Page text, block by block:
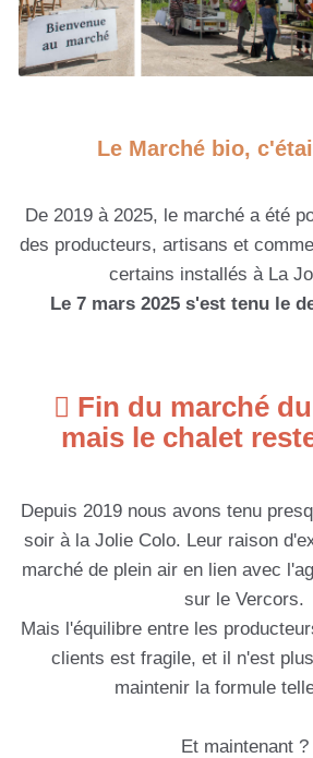
Le Marché bio,
De 2019 à 2025, le marché a été
des producteurs, artisans et
certains installés à La
Le 7 mars 2025 s'est tenu le
Fin du marché
mais le chalet
Depuis 2019 nous avons tenu
soir à la Jolie Colo. Leur raison
marché de plein air en lien avec
sur le Vercors.
Mais l'équilibre entre les
clients est fragile, et il n'est
maintenir la formule
Et maintenant ?